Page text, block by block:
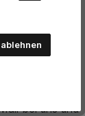
bei uns und